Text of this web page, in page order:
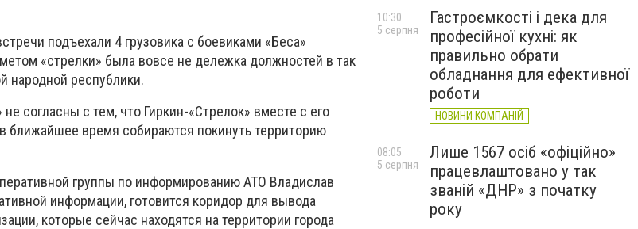
подъехали 4 грузовика с боевиками «Беса»
«стрелки» была вовсе не дележка должностей в так
народной республики.
согласны с тем, что Гиркин-«Стрелок» вместе с его
ближайшее время собираются покинуть территорию
группы по информированию АТО Владислав
информации, готовится коридор для вывода
которые сейчас находятся на территории города
Гастроємкості і дека для
професійної кухні: як
правильно обрати
обладнання для ефективної
роботи
НОВИНИ КОМПАНІЙ
10:30
5 серпня
Лише 1567 осіб «офіційно»
працевлаштовано у так
званій «ДНР» з початку
року
08:05
5 серпня